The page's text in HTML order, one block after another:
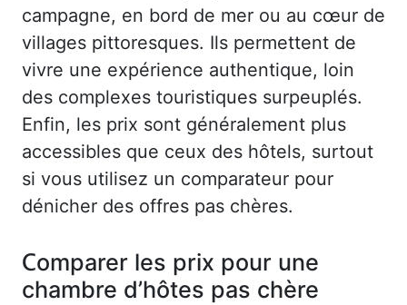
campagne, en bord de mer ou au cœur de
villages pittoresques. Ils permettent de
vivre une expérience authentique, loin
des complexes touristiques surpeuplés.
Enfin, les prix sont généralement plus
accessibles que ceux des hôtels, surtout
si vous utilisez un comparateur pour
dénicher des offres pas chères.
Comparer les prix pour une
chambre d’hôtes pas chère